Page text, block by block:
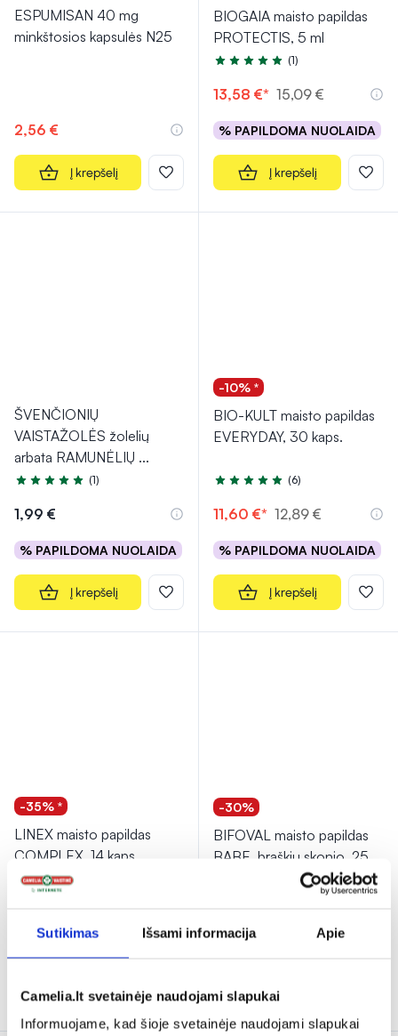
Sutikimas Išsami informacija Apie
Camelia.lt svetainėje naudojami slapukai
Informuojame, kad šioje svetainėje naudojami slapukai
ESPUMISAN 40 mg
minkštosios kapsulės N25
2,56 €
Į krepšelį
BIOGAIA maisto papildas
PROTECTIS, 5 ml
Įvertinimas 5.0 iš 5
(1)
13,58 €* 15,09 €
% PAPILDOMA NUOLAIDA
Į krepšelį
ŠVENČIONIŲ
VAISTAŽOLĖS žolelių
arbata RAMUNĖLIŲ ...
Įvertinimas 5.0 iš 5
(1)
1,99 €
% PAPILDOMA NUOLAIDA
Į krepšelį
-10% *
BIO-KULT maisto papildas
EVERYDAY, 30 kaps.
Įvertinimas 5.0 iš 5
(6)
11,60 €* 12,89 €
% PAPILDOMA NUOLAIDA
Į krepšelį
-35% *
LINEX maisto papildas
COMPLEX, 14 kaps.
Į krepšelį
-30%
BIFOVAL maisto papildas
BABE, braškių skonio, 25
kramtomųjų tab.
Į krepšelį